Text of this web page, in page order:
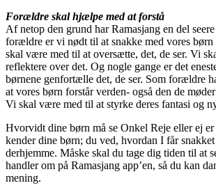
Forældre skal hjælpe med at forstå
Af netop den grund har Ramasjang en del
forældre er vi nødt til at snakke med vores børn
skal være med til at oversætte, det, de ser. Vi
reflektere over det. Og nogle gange er det
børnene genfortælle det, de ser. Som forældre
at vores børn forstår verden- også den de
Vi skal være med til at styrke deres fantasi og
Hvorvidt dine børn må se Onkel Reje eller ej
kender dine børn; du ved, hvordan I får
derhjemme. Måske skal du tage dig tiden til at
handler om på Ramasjang app’en, så du kan
mening.